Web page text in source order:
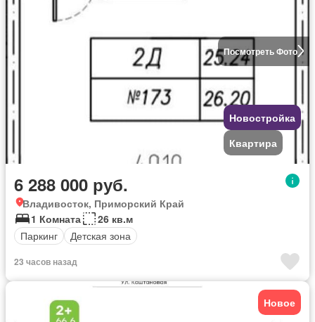
Посмотреть Фото
Новостройка
Квартира
6 288 000 руб.
Владивосток, Приморский Край
1 Комната
26 кв.м
Паркинг
Детская зона
23 часов назад
Новое